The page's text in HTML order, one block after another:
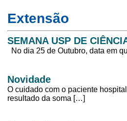
Extensão
SEMANA USP DE
No dia 25 de Outubro, data em
Novidade
O cuidado com o paciente
resultado da soma […]